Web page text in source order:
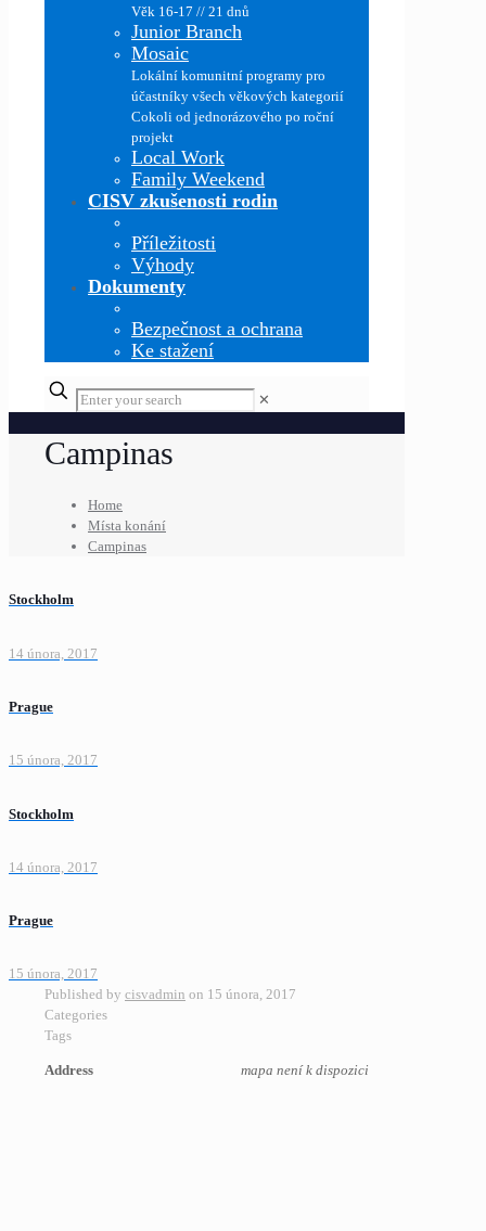
Věk 16-17 // 21 dnů
Junior Branch
Mosaic
Lokální komunitní programy pro
účastníky všech věkových kategorií
Cokoli od jednorázového po roční
projekt
Local Work
Family Weekend
CISV zkušenosti rodin
Příležitosti
Výhody
Dokumenty
Bezpečnost a ochrana
Ke stažení
✕
Campinas
Home
Místa konání
Campinas
Stockholm
14 února, 2017
Prague
15 února, 2017
Stockholm
14 února, 2017
Prague
15 února, 2017
Published by cisvadmin on 15 února, 2017
Categories
Tags
mapa není k dispozici
Address